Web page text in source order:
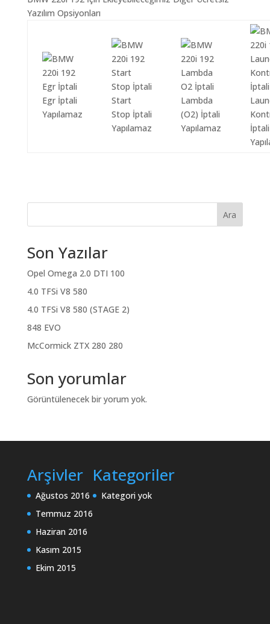
Yazılım Opsiyonları
Egr İptali
Yapılamaz
Start
Stop İptali
Yapılamaz
Lambda
(O2) İptali
Yapılamaz
İptali
Ara
Son Yazılar
Opel Omega 2.0 DTI 100
4.0 TFSi V8 580
4.0 TFSi V8 580 (STAGE 2)
848 EVO
McCormick ZTX 280 280
Son yorumlar
Görüntülenecek bir yorum yok.
Arşivler
Ağustos 2016
Temmuz 2016
Haziran 2016
Kasım 2015
Ekim 2015
Kategoriler
Kategori yok